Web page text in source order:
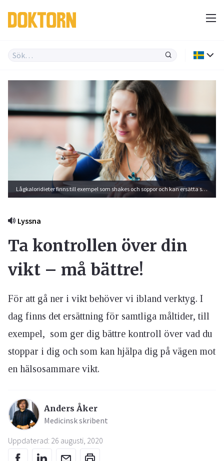
Lågkaloridieter finns till exempel som shakes och soppor och kan ersätta samtliga måltider under en period. Foto: Shutterstock
Lyssna
Ta kontrollen över din
vikt – må bättre!
För att gå ner i vikt behöver vi ibland verktyg. I
dag finns det ersättning för samtliga måltider, till
exempel, som ger dig bättre kontroll över vad du
stoppar i dig och som kan hjälpa dig på vägen mot
en hälsosammare vikt.
Anders Åker
Medicinsk skribent
Uppdaterad: 26 augusti, 2020